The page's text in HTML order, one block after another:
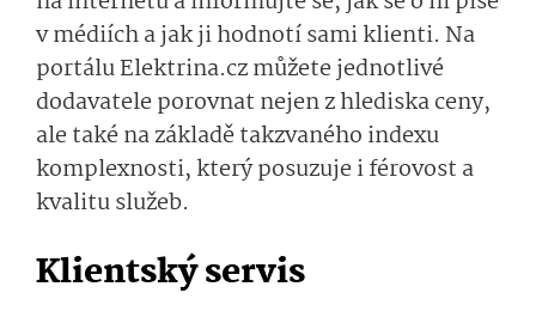
v médiích a jak ji hodnotí sami klienti. Na
portálu Elektrina.cz můžete jednotlivé
dodavatele porovnat nejen z hlediska ceny,
ale také na základě takzvaného indexu
komplexnosti, který posuzuje i férovost a
kvalitu služeb.
Klientský servis